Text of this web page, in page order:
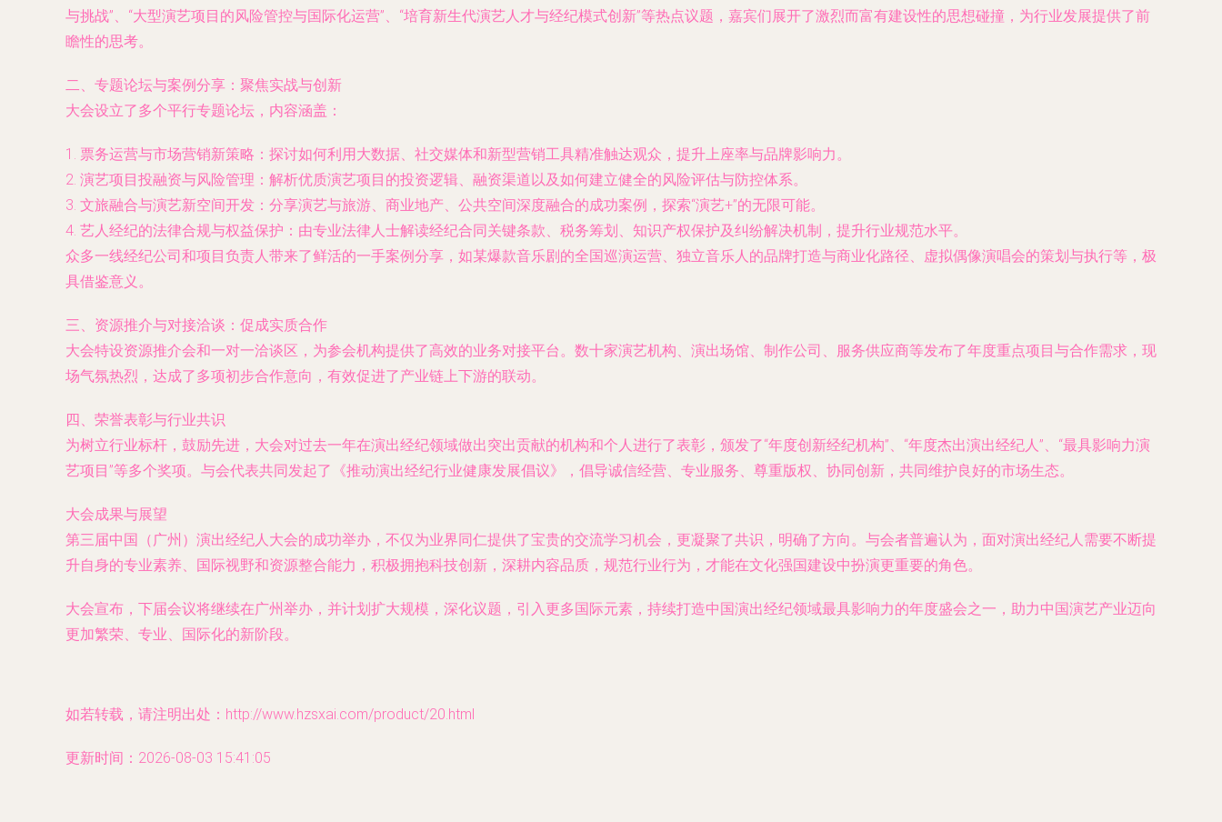
与挑战”、“大型演艺项目的风险管控与国际化运营”、“培育新生代演艺人才与经纪模式创新”等热点议题，嘉宾们展开了激烈而富有建设性的思想碰撞，为行业发展提供了前
瞻性的思考。
二、专题论坛与案例分享：聚焦实战与创新
大会设立了多个平行专题论坛，内容涵盖：
1. 票务运营与市场营销新策略 ：探讨如何利用大数据、社交媒体和新型营销工具精准触达观众，提升上座率与品牌影响力。
2. 演艺项目投融资与风险管理 ：解析优质演艺项目的投资逻辑、融资渠道以及如何建立健全的风险评估与防控体系。
3. 文旅融合与演艺新空间开发 ：分享演艺与旅游、商业地产、公共空间深度融合的成功案例，探索“演艺+”的无限可能。
4. 艺人经纪的法律合规与权益保护 ：由专业法律人士解读经纪合同关键条款、税务筹划、知识产权保护及纠纷解决机制，提升行业规范水平。
众多一线经纪公司和项目负责人带来了鲜活的一手案例分享，如某爆款音乐剧的全国巡演运营、独立音乐人的品牌打造与商业化路径、虚拟偶像演唱会的策划与执行等，极
具借鉴意义。
三、资源推介与对接洽谈：促成实质合作
大会特设资源推介会和一对一洽谈区，为参会机构提供了高效的业务对接平台。数十家演艺机构、演出场馆、制作公司、服务供应商等发布了年度重点项目与合作需求，现
场气氛热烈，达成了多项初步合作意向，有效促进了产业链上下游的联动。
四、荣誉表彰与行业共识
为树立行业标杆，鼓励先进，大会对过去一年在演出经纪领域做出突出贡献的机构和个人进行了表彰，颁发了“年度创新经纪机构”、“年度杰出演出经纪人”、“最具影响力演
艺项目”等多个奖项。与会代表共同发起了《推动演出经纪行业健康发展倡议》，倡导诚信经营、专业服务、尊重版权、协同创新，共同维护良好的市场生态。
大会成果与展望
第三届中国（广州）演出经纪人大会的成功举办，不仅为业界同仁提供了宝贵的交流学习机会，更凝聚了共识，明确了方向。与会者普遍认为，面对演出经纪人需要不断提
升自身的专业素养、国际视野和资源整合能力，积极拥抱科技创新，深耕内容品质，规范行业行为，才能在文化强国建设中扮演更重要的角色。
大会宣布，下届会议将继续在广州举办，并计划扩大规模，深化议题，引入更多国际元素，持续打造中国演出经纪领域最具影响力的年度盛会之一，助力中国演艺产业迈向
更加繁荣、专业、国际化的新阶段。
如若转载，请注明出处：http://www.hzsxai.com/product/20.html
更新时间：2026-08-03 15:41:05